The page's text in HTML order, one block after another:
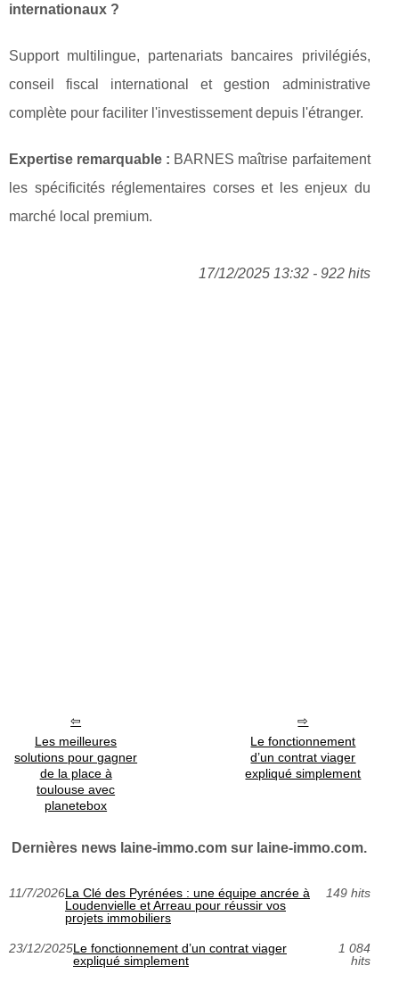
internationaux ?
Support multilingue, partenariats bancaires privilégiés,
conseil fiscal international et gestion administrative
complète pour faciliter l'investissement depuis l'étranger.
Expertise remarquable : BARNES maîtrise parfaitement
les spécificités réglementaires corses et les enjeux du
marché local premium.
17/12/2025 13:32 - 922 hits
Les meilleures
solutions pour gagner
de la place à
toulouse avec
planetebox
Le fonctionnement
d’un contrat viager
expliqué simplement
Dernières news laine-immo.com sur laine-immo.com.
11/7/2026La Clé des Pyrénées : une équipe ancrée à
Loudenvielle et Arreau pour réussir vos
projets immobiliers
149 hits
23/12/2025Le fonctionnement d’un contrat viager
expliqué simplement
1 084
hits